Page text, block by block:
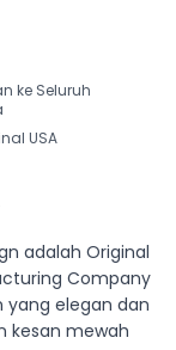
ke Seluruh
USA
adalah Original
Company
yang elegan dan
kesan mewah